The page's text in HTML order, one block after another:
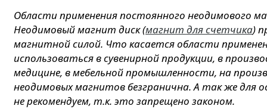
Области применения постоянного неодимового
Неодимовый магнит диск (магнит для счетчика)
магнитной силой. Что касается области
использоваться в сувенирной продукции, в
медицине, в мебельной промышленности, на
неодимовых магнитов безгранична. А так же для
не рекомендуем, т.к. это запрещено законом.